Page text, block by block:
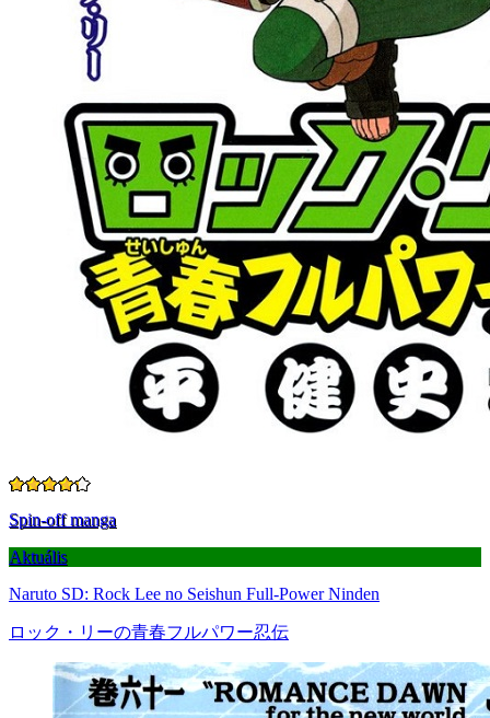
Spin-off manga
Aktuális
Naruto SD: Rock Lee no Seishun Full-Power Ninden
ロック・リーの青春フルパワー忍伝